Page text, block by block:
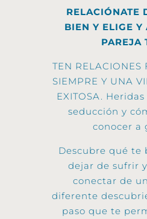
RELACIÓNATE
BIEN Y ELIGE Y
PAREJA
TEN RELACIONES
SIEMPRE Y UNA
EXITOSA.
seducción y
conocer a
Descubre qué te
dejar de sufrir
conectar de
diferente
paso que te